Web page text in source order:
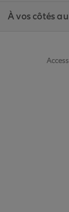
À vos côtés